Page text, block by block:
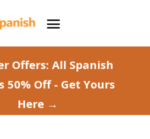
Offers: All Spanish
50% Off - Get Yours
Here →